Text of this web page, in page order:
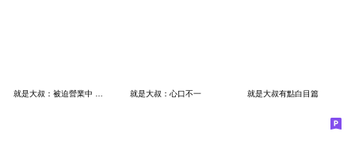
就是大叔：被迫營業中 大貼圖 就是大叔：心口不一 就是大叔有點白目篇